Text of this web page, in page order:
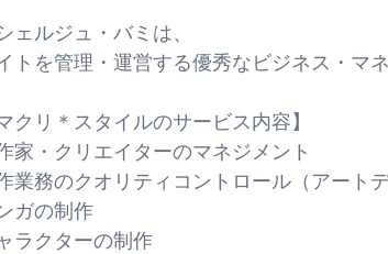
ェルジュ・バミは、
トを管理・運営する優秀なビジネス・マ
クリ＊スタイルのサービス内容】
家・クリエイターのマネジメント
業務のクオリティコントロール（アート
ガの制作
ラクターの制作